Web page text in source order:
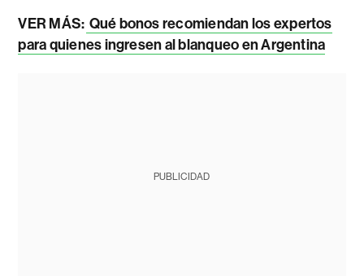
VER MÁS: Qué bonos recomiendan los expertos
para quienes ingresen al blanqueo en Argentina
PUBLICIDAD